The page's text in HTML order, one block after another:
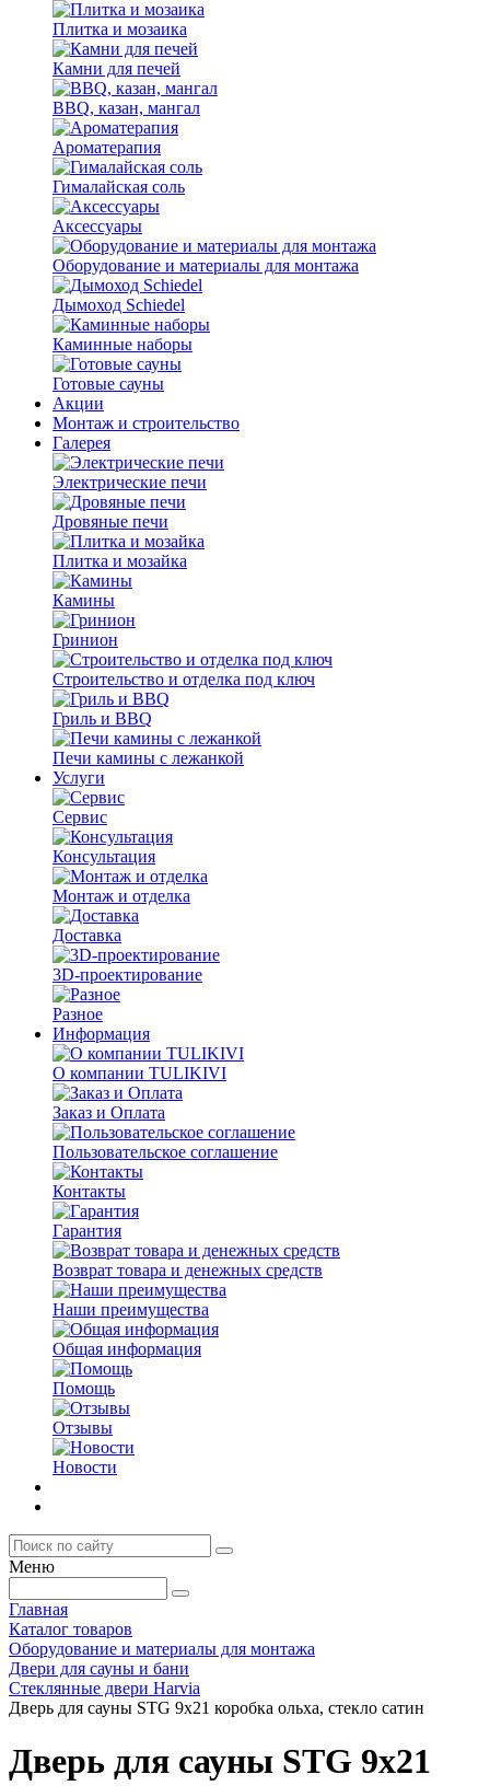
Плитка и мозаика
Камни для печей
BBQ, казан, мангал
Ароматерапия
Гималайская соль
Аксессуары
Оборудование и материалы для монтажа
Дымоход Schiedel
Каминные наборы
Готовые сауны
Акции
Монтаж и строительство
Галерея
Электрические печи
Дровяные печи
Плитка и мозайка
Камины
Гринион
Строительство и отделка под ключ
Гриль и BBQ
Печи камины с лежанкой
Услуги
Сервис
Консультация
Монтаж и отделка
Доставка
3D-проектирование
Разное
Информация
О компании TULIKIVI
Заказ и Оплата
Пользовательское соглашение
Контакты
Гарантия
Возврат товара и денежных средств
Наши преимущества
Общая информация
Помощь
Отзывы
Новости
Меню
Главная
Каталог товаров
Оборудование и материалы для монтажа
Двери для сауны и бани
Стеклянные двери Harvia
Дверь для сауны STG 9x21 коробка ольха, стекло сатин
Дверь для сауны STG 9x21